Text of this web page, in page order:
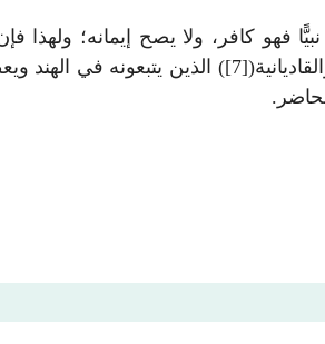
العنسي؛ ومنهم في هذا العصر: «ميرزا غلام أحمد